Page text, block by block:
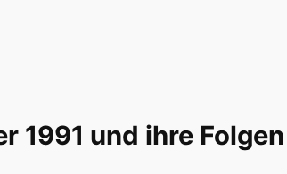
1991 und ihre Folgen